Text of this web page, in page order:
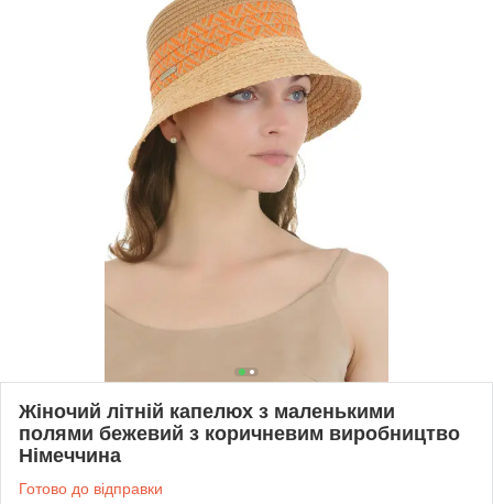
Жіночий літній капелюх з маленькими
полями бежевий з коричневим виробництво
Німеччина
Готово до відправки